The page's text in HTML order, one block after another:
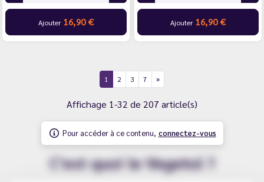
Ajouter 16,90 € Ajouter 16,90 €
1 2 3 7
Affichage 1-32 de 207 article(s)
Pour accéder à ce contenu, connectez-vous
C'est quoi le Vegetol ?